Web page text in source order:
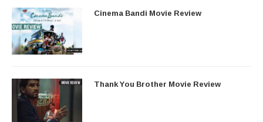
Cinema Bandi Movie Review
Thank You Brother Movie Review